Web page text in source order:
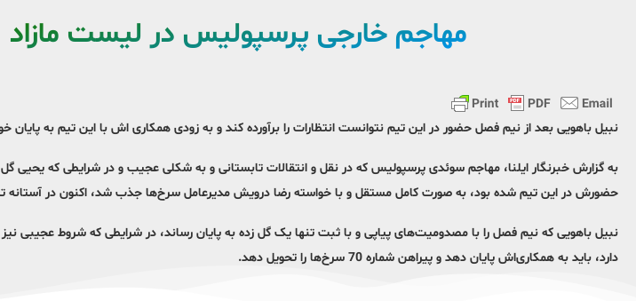
مهاجم خارجی پرسپولیس در لیست مازاد
نبیل باهویی بعد از نیم فصل حضور در این تیم نتوانست انتظارات را برآورده کند و به زودی همکاری اش با این تیم به پایان
به گزارش خبرنگار ایلنا، مهاجم سوئدی پرسپولیس که در نقل و انتقالات تابستانی و به شکلی عجیب و در شرایطی که یحیی
حضورش در این تیم شده بود، به صورت کامل مستقل و با خواسته رضا درویش مدیرعامل سرخ‌ها جذب شد، اکنون در آستانه
نبیل باهویی که نیم فصل را با مصدومیت‌های پیاپی و با ثبت تنها یک گل زده به پایان رساند، در شرایطی که شروط عجیبی
دارد، باید به همکاری‌اش پایان دهد و پیراهن شماره 70 سرخ‌ها را تحویل دهد.